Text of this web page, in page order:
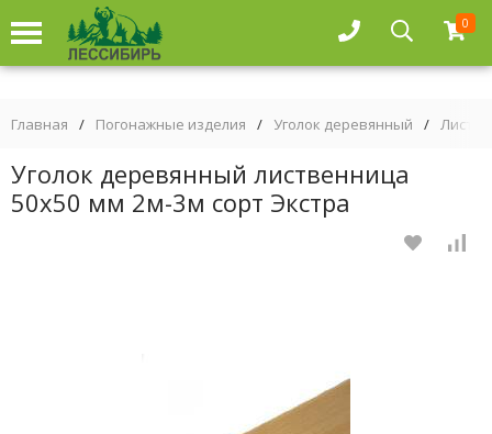
0
Главная / Погонажные изделия / Уголок деревянный /
Уголок деревянный лиственница
50х50 мм 2м-3м сорт Экстра